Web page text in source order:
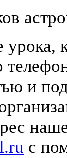
урока,
и
с